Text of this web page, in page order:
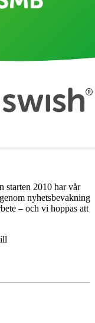
starten 2010 har vår
nyhetsbevakning
– och vi hoppas att